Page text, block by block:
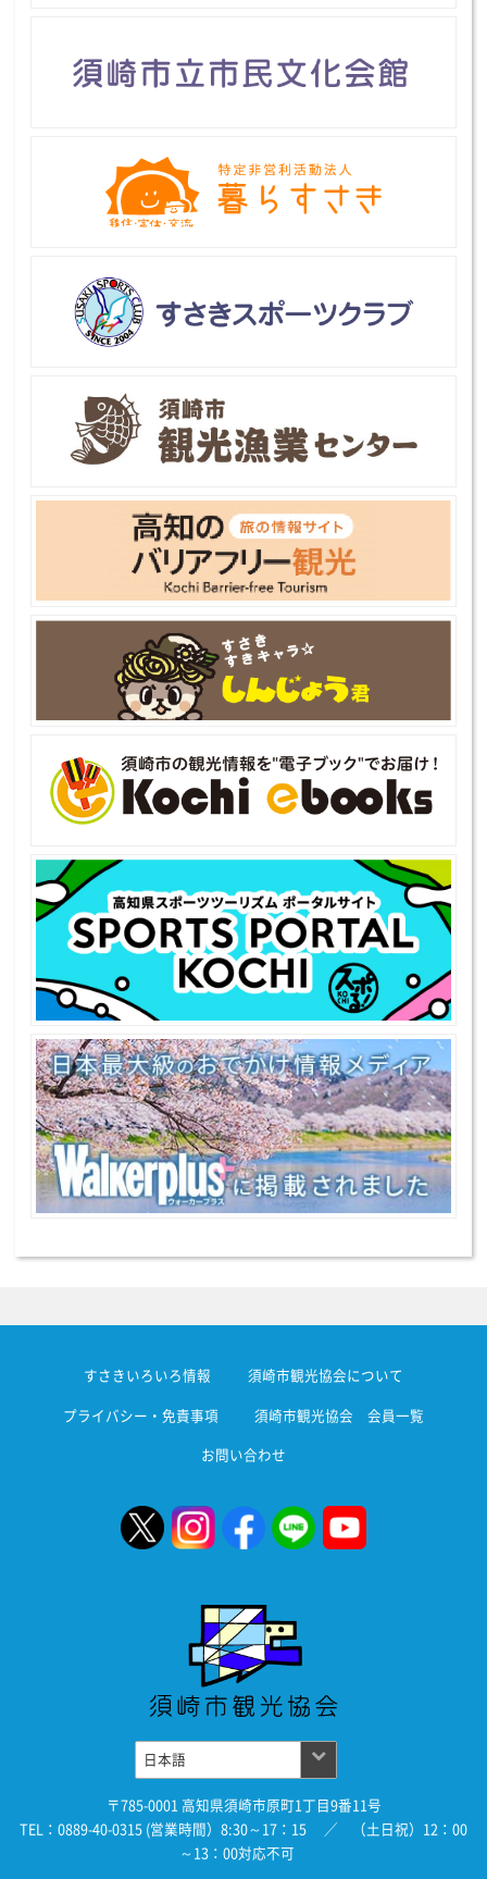
すさきいろいろ情報 須崎市観光協会について
プライバシー・免責事項 須崎市観光協会 会員一覧
お問い合わせ
〒785-0001 高知県須崎市原町1丁目9番11号
TEL：0889-40-0315 (営業時間）8:30～17：15 ／ （土日祝）12：00
～13：00対応不可